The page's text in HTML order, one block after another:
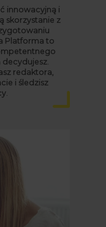
innowacyjną i
skorzystanie z
Platforma to
decydujesz.
redaktora,
i śledzisz